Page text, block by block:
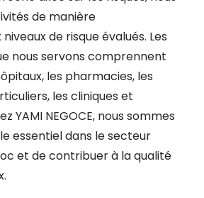
de manière
de risque évalués. Les
nous servons comprennent
les pharmacies, les
les cliniques et
YAMI NEGOCE, nous sommes
essentiel dans le secteur
et de contribuer à la qualité